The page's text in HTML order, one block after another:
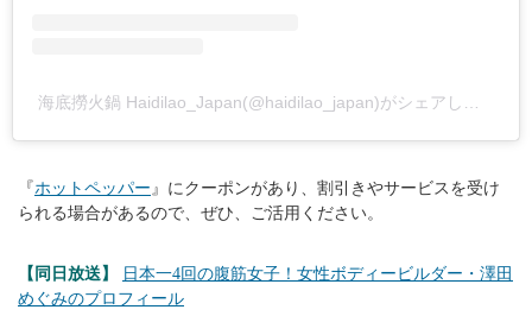
『ホットペッパー 』にクーポンがあり、割引きやサービスを受け
られる場合があるので、ぜひ、ご活用ください。
【同日放送】
日本一4回の腹筋女子！女性ボディービルダー・澤田
めぐみのプロフィール